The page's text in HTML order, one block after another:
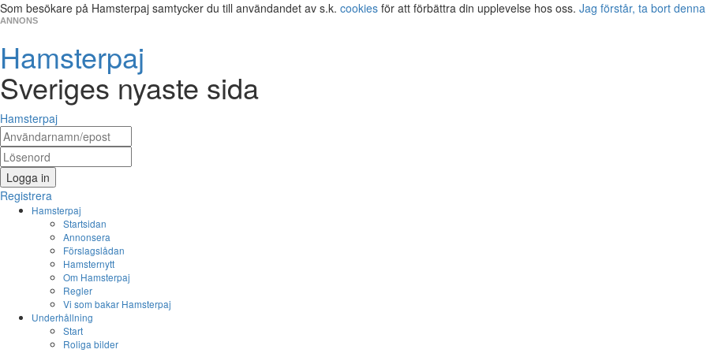
Som besökare på Hamsterpaj samtycker du till användandet av s.k. cookies för att förbättra din upplevelse hos oss. Jag förstår, ta bort
ANNONS
Hamsterpaj
Sveriges nyaste sida
Hamsterpaj
Logga in
Registrera
Hamsterpaj
Startsidan
Annonsera
Förslagslådan
Hamsternytt
Om Hamsterpaj
Regler
Vi som bakar Hamsterpaj
Underhållning
Start
Roliga bilder